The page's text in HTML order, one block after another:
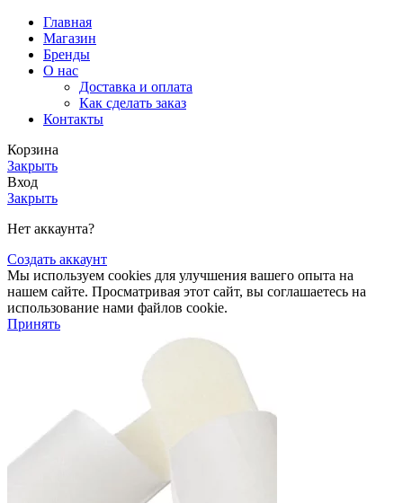
Главная
Магазин
Бренды
О нас
Доставка и оплата
Как сделать заказ
Контакты
Корзина
Закрыть
Вход
Закрыть
Нет аккаунта?
Создать аккаунт
Мы используем cookies для улучшения вашего опыта на
нашем сайте. Просматривая этот сайт, вы соглашаетесь на
использование нами файлов cookie.
Принять